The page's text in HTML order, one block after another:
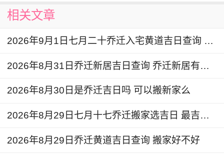
2026年乔迁吉日一览表
1、如果采用的是两扇门的话，那么门应该时常关
停止的状况，能够减少相互的活动。或者在门下放
2、不能缺正东角。正东最好也不要有缺角。在风
相关文章
2026年9月1日七月二十乔迁入宅黄道吉日查询 是搬家吉日么
2026年8月31日乔迁新居吉日查询 乔迁新居有什么讲究
2026年8月30日是乔迁吉日吗 可以搬新家么
2026年8月29日七月十七乔迁搬家选吉日 最吉利的日子乔迁
2026年8月29日乔迁黄道吉日查询 搬家好不好